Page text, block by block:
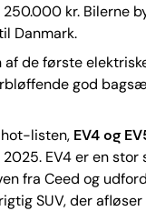
kr. Bilerne
Danmark.
de første
god
listen, EV4 og
2025. EV4 er en
fra Ceed og
SUV, der